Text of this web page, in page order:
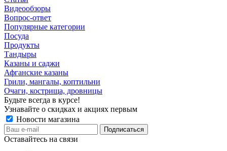
Видеообзоры
Вопрос-ответ
Популярные категории
Посуда
Продукты
Тандыры
Казаны и саджи
Афганские казаны
Грили, мангалы, коптильни
Очаги, кострища, дровницы
Будьте всегда в курсе!
Узнавайте о скидках и акциях первым
Новости магазина
Оставайтесь на связи